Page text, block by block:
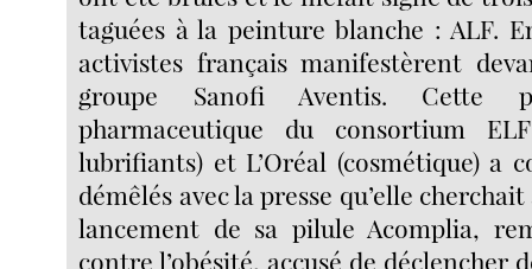
taguées à la peinture blanche : ALF.
activistes français manifestèrent
groupe Sanofi Aventis. Cette
pharmaceutique du consortium
lubrifiants) et L’Oréal (cosmétique) a
démêlés avec la presse qu’elle
lancement de sa pilule Acomplia,
contre l’obésité, accusé de déclencher